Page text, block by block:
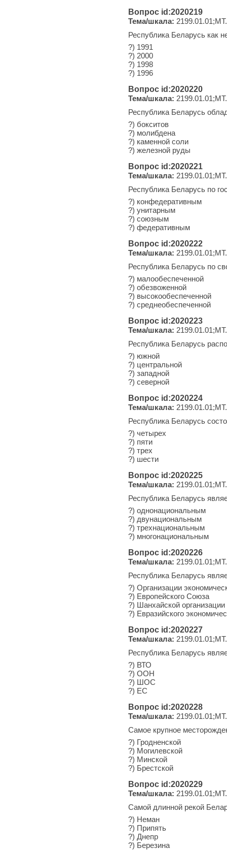
Вопрос id:2020219
Тема/шкала:
Республика Беларусь как
?) 1991
?) 2000
?) 1998
?) 1996
Вопрос id:2020220
Тема/шкала:
Республика Беларусь
?) бокситов
?) молибдена
?) каменной соли
?) железной руды
Вопрос id:2020221
Тема/шкала:
Республика Беларусь по
?) конфедеративным
?) унитарным
?) союзным
?) федеративным
Вопрос id:2020222
Тема/шкала:
Республика Беларусь по
?) малообеспеченной
?) обезвоженной
?) высокообеспеченной
?) среднеобеспеченной
Вопрос id:2020223
Тема/шкала:
Республика Беларусь
?) южной
?) центральной
?) западной
?) северной
Вопрос id:2020224
Тема/шкала:
Республика Беларусь
?) четырех
?) пяти
?) трех
?) шести
Вопрос id:2020225
Тема/шкала:
Республика Беларусь
?) однонациональным
?) двунациональным
?) трехнациональным
?) многонациональным
Вопрос id:2020226
Тема/шкала:
Республика Беларусь
?) Организации
?) Европейского Союза
?) Шанхайской организации
?) Евразийского
Вопрос id:2020227
Тема/шкала:
Республика Беларусь
?) ВТО
?) ООН
?) ШОС
?) ЕС
Вопрос id:2020228
Тема/шкала:
Самое крупное
?) Гродненской
?) Могилевской
?) Минской
?) Брестской
Вопрос id:2020229
Тема/шкала:
Самой длинной рекой
?) Неман
?) Припять
?) Днепр
?) Березина